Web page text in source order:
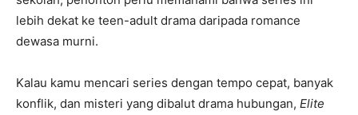
lebih dekat ke teen-adult drama daripada romance
dewasa murni.
Kalau kamu mencari series dengan tempo cepat, banyak
konflik, dan misteri yang dibalut drama hubungan, Elite